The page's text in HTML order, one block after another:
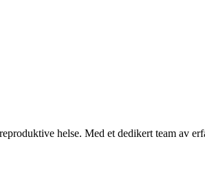
helse. Med et dedikert team av